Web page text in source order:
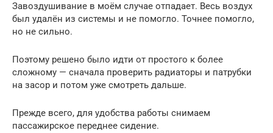
Завоздушивание в моём случае отпадает. Весь воздух
был удалён из системы и не помогло. Точнее помогло,
но не сильно.
Поэтому решено было идти от простого к более
сложному — сначала проверить радиаторы и патрубки
на засор и потом уже смотреть дальше.
Прежде всего, для удобства работы снимаем
пассажирское переднее сидение.